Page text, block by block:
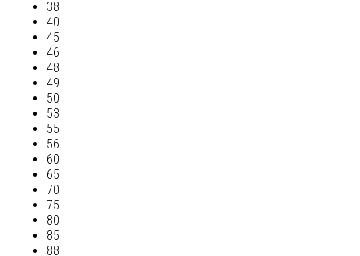
38
40
45
46
48
49
50
53
55
56
60
65
70
75
80
85
88